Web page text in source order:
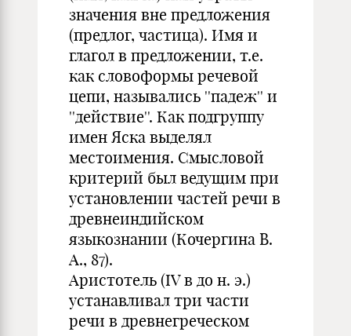
значения вне предложения
(предлог, частица). Имя и
глагол в предложении, т.е.
как словоформы речевой
цепи, назывались ''падеж'' и
''действие''. Как подгруппу
имен Яска выделял
местоимения. Смысловой
критерий был ведущим при
установлении частей речи в
древнеиндийском
языкознании (Кочергина В.
А., 87).
Аристотель (IV в до н. э.)
устанавливал три части
речи в древнегреческом